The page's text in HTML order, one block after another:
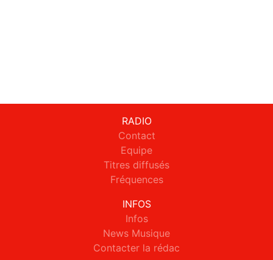
RADIO
Contact
Equipe
Titres diffusés
Fréquences
INFOS
Infos
News Musique
Contacter la rédac